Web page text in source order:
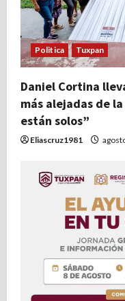
Politica Tuxpan
Daniel Cortina
más alejadas de
están solos”
Eliascruz1981